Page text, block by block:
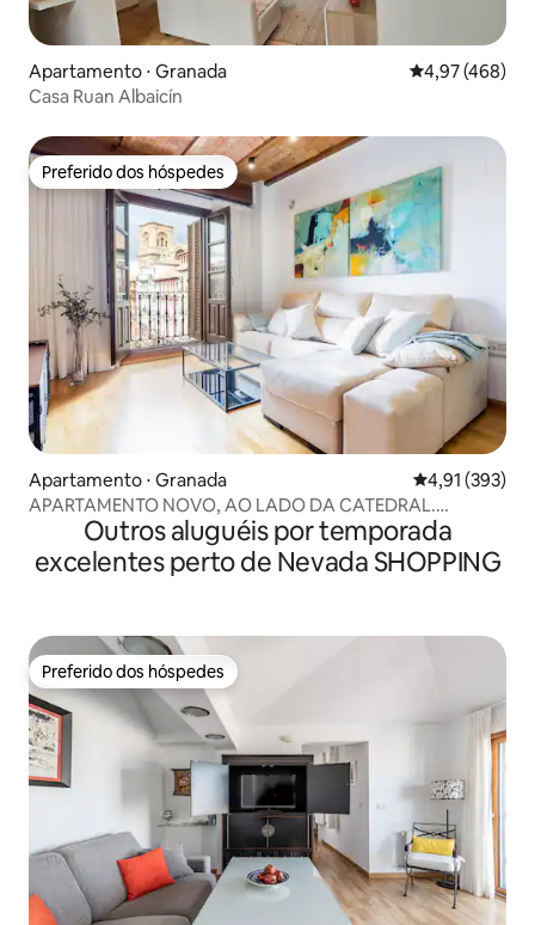
Apartamento ⋅ Granada 4,97 de uma
4,97 (468)
Casa Ruan Albaicín
Preferido dos hóspedes
Preferido dos hóspedes
Apartamento ⋅ Granada 4,91 de uma
4,91 (393)
APARTAMENTO NOVO, AO LADO DA CATEDRAL.
BIRRAMBLAOutros aluguéis por temporada
excelentes perto de Nevada SHOPPING
Preferido dos hóspedes
Preferido dos hóspedes